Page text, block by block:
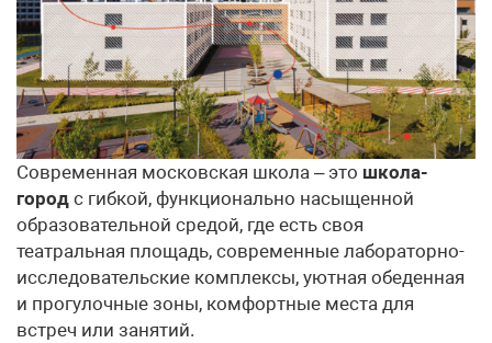
Современная московская школа – это школа-
город с гибкой, функционально насыщенной
образовательной средой, где есть своя
театральная площадь, современные лабораторно-
исследовательские комплексы, уютная обеденная
и прогулочные зоны, комфортные места для
встреч или занятий.